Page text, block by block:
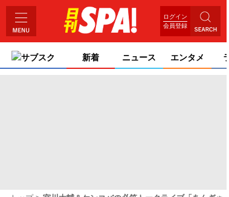
ログイン
会員登録
サブスク 新着 ニュース エンタメ